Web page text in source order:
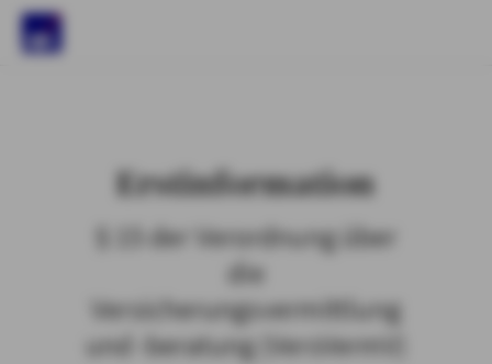
Erstinformation
§ 15 der Verordnung über
die
Versicherungsvermittlung
und -beratung (VersVermV)